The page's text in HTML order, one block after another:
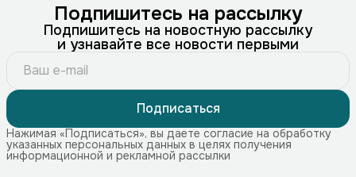
Подпишитесь на рассылку
Подпишитесь на новостную рассылку
и узнавайте все новости первыми
Подписаться
Нажимая «Подписаться», вы даете согласие на обработку
указанных персональных данных в целях получения
информационной и рекламной рассылки